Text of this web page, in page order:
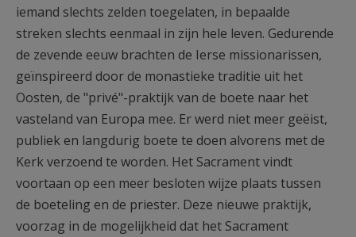
iemand slechts zelden toegelaten, in bepaalde
streken slechts eenmaal in zijn hele leven. Gedurende
de zevende eeuw brachten de Ierse missionarissen,
geïnspireerd door de monastieke traditie uit het
Oosten, de "privé"-praktijk van de boete naar het
vasteland van Europa mee. Er werd niet meer geëist,
publiek en langdurig boete te doen alvorens met de
Kerk verzoend te worden. Het Sacrament vindt
voortaan op een meer besloten wijze plaats tussen
de boeteling en de priester. Deze nieuwe praktijk,
voorzag in de mogelijkheid dat het Sacrament